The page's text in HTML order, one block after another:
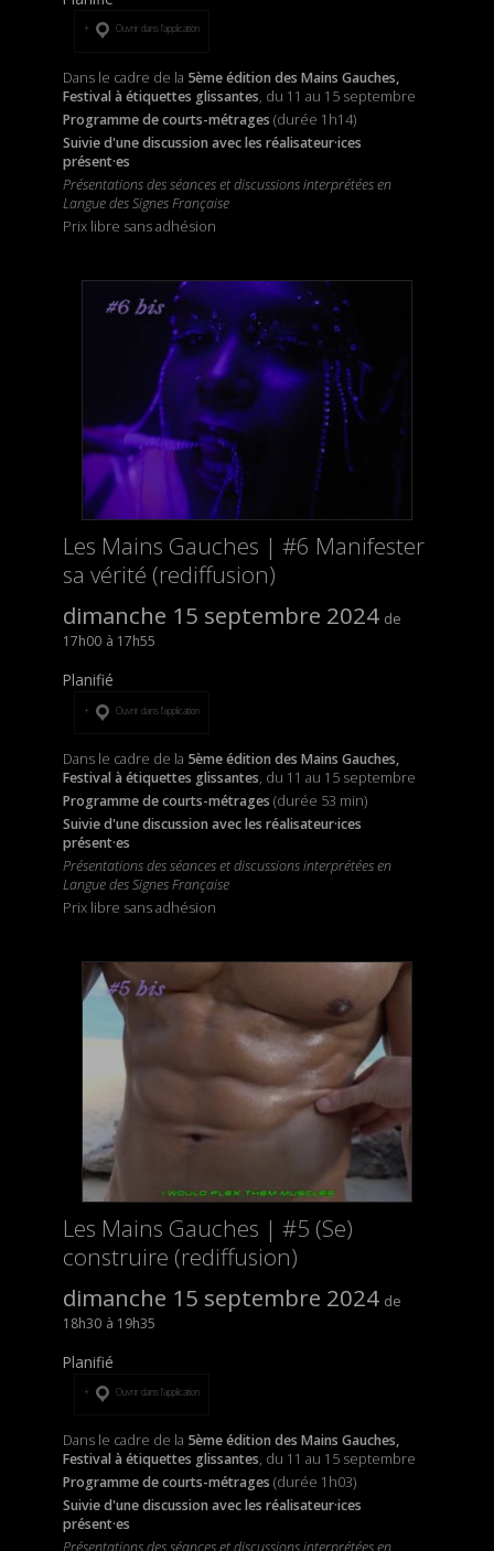
Ouvrir dans l’application
Dans le cadre de la 5ème édition des Mains Gauches,
Festival à étiquettes glissantes, du 11 au 15 septembre
Programme de courts-métrages (durée 1h14)
Suivie d'une discussion avec les réalisateur·ices
présent·es
Présentations des séances et discussions interprétées en
Langue des Signes Française
Prix libre sans adhésion
Les Mains Gauches | #6 Manifester
sa vérité (rediffusion)
dimanche 15 septembre 2024
17h00 17h55
Planifié
Ouvrir dans l’application
Dans le cadre de la 5ème édition des Mains Gauches,
Festival à étiquettes glissantes, du 11 au 15 septembre
Programme de courts-métrages (durée 53 min)
Suivie d'une discussion avec les réalisateur·ices
présent·es
Présentations des séances et discussions interprétées en
Langue des Signes Française
Prix libre sans adhésion
Les Mains Gauches | #5 (Se)
construire (rediffusion)
dimanche 15 septembre 2024
18h30 19h35
Planifié
Ouvrir dans l’application
Dans le cadre de la 5ème édition des Mains Gauches,
Festival à étiquettes glissantes, du 11 au 15 septembre
Programme de courts-métrages (durée 1h03)
Suivie d'une discussion avec les réalisateur·ices
présent·es